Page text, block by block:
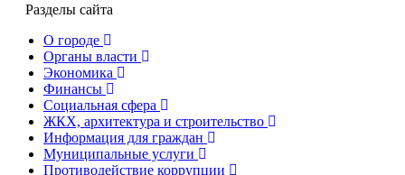
Разделы сайта
О городе
Органы власти
Экономика
Финансы
Социальная сфера
ЖКХ, архитектура и строительство
Информация для граждан
Муниципальные услуги
Противодействие коррупции